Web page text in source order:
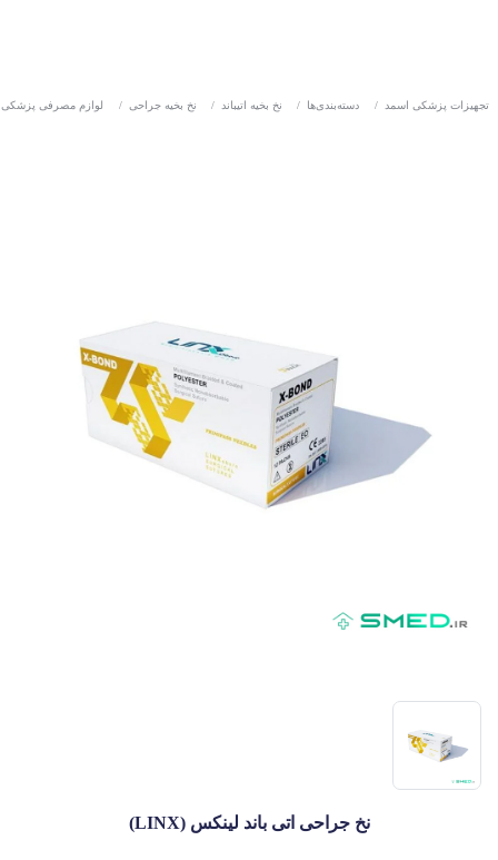
تجهیزات پزشکی اسمد / دسته‌بندی‌ها / نخ بخیه اتیباند / نخ بخیه جراحی / لوازم مصرفی پزشکی
نخ جراحی اتی باند لینکس (LINX)